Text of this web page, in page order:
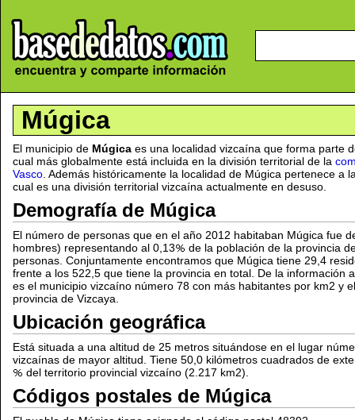
Múgica
El municipio de Múgica es una localidad vizcaína que forma parte
cual más globalmente está incluida en la división territorial de la
Vasco . Además históricamente la localidad de Múgica pertenece a
cual es una división territorial vizcaína actualmente en desuso.
Demografía de Múgica
El número de personas que en el año 2012 habitaban Múgica fue
hombres) representando al 0,13
de la población de la provincia
personas. Conjuntamente encontramos que Múgica tiene 29,4
frente a los 522,5 que tiene la provincia en total. De la información
es el municipio vizcaíno número 78 con más habitantes por km2 y
provincia de Vizcaya.
Ubicación geográfica
Está situada a una altitud de 25 metros situándose en el lugar
vizcaínas de mayor altitud. Tiene 50,0 kilómetros cuadrados de
del territorio provincial vizcaíno (2.217 km2).
Códigos postales de Múgica